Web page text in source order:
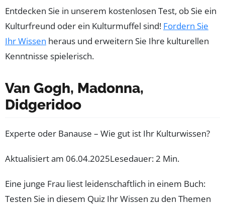
Entdecken Sie in unserem kostenlosen Test, ob Sie ein
Kulturfreund oder ein Kulturmuffel sind! Fordern Sie
Ihr Wissen heraus und erweitern Sie Ihre kulturellen
Kenntnisse spielerisch.
Van Gogh, Madonna,
Didgeridoo
Experte oder Banause – Wie gut ist Ihr Kulturwissen?
Aktualisiert am 06.04.2025Lesedauer: 2 Min.
Eine junge Frau liest leidenschaftlich in einem Buch:
Testen Sie in diesem Quiz Ihr Wissen zu den Themen